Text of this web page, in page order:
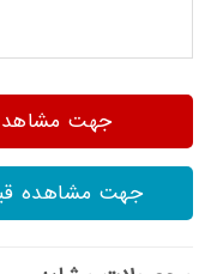
جهت
جهت مشاهده